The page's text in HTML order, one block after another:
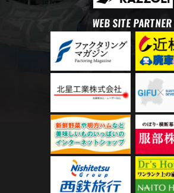
WEB SITE PARTNER